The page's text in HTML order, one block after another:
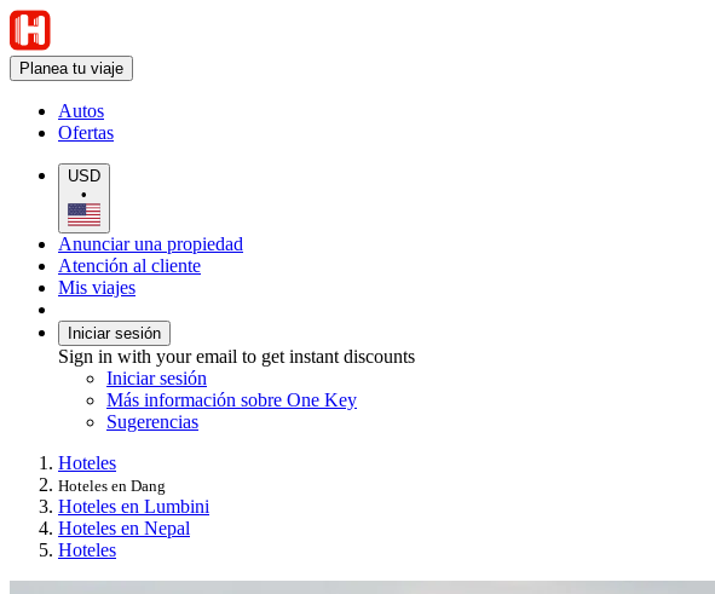
Planea tu viaje
Autos
Ofertas
USD
•
Anunciar una propiedad
Atención al cliente
Mis viajes
Iniciar sesión
Sign in with your email to get instant discounts
Iniciar sesión
Más información sobre One Key
Sugerencias
Hoteles
Hoteles en Dang
Hoteles en Lumbini
Hoteles en Nepal
Hoteles